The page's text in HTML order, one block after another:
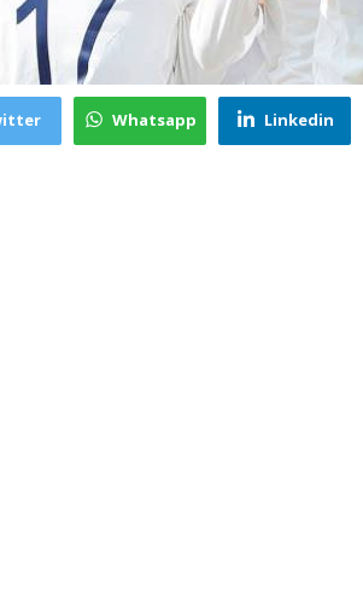
Whatsapp Linkedin